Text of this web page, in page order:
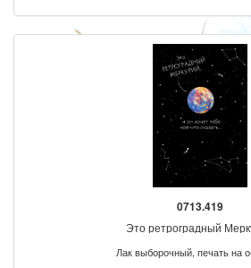
0713.419
Это ретроградный
Лак выборочный, печать на